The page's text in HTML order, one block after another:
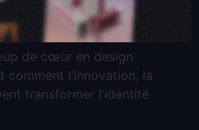
de cœur en design
l’innovation, la
transformer l’identité